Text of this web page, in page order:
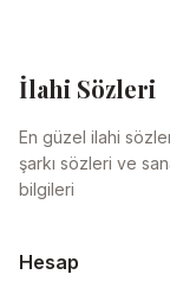
İlahi Sözleri
En güzel ilahi
şarkı sözleri ve
bilgileri
Hesap